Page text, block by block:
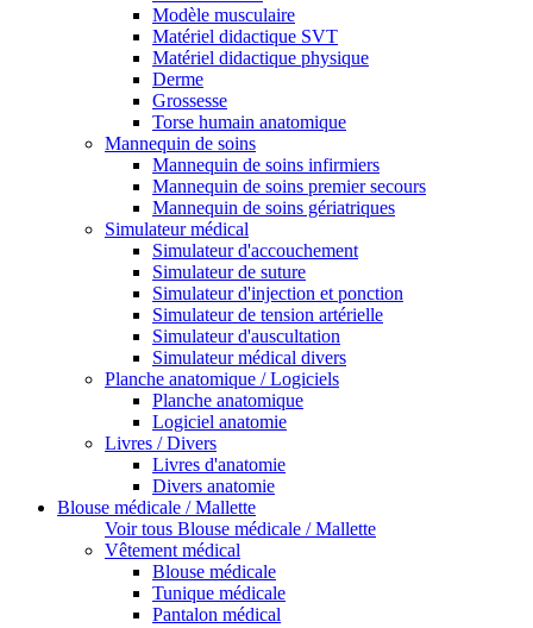
Modèle musculaire
Matériel didactique SVT
Matériel didactique physique
Derme
Grossesse
Torse humain anatomique
Mannequin de soins
Mannequin de soins infirmiers
Mannequin de soins premier secours
Mannequin de soins gériatriques
Simulateur médical
Simulateur d'accouchement
Simulateur de suture
Simulateur d'injection et ponction
Simulateur de tension artérielle
Simulateur d'auscultation
Simulateur médical divers
Planche anatomique / Logiciels
Planche anatomique
Logiciel anatomie
Livres / Divers
Livres d'anatomie
Divers anatomie
Blouse médicale / Mallette
Voir tous Blouse médicale / Mallette
Vêtement médical
Blouse médicale
Tunique médicale
Pantalon médical